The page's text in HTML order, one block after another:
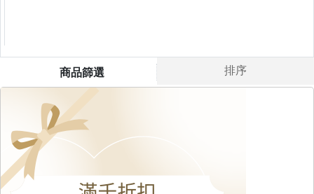
商品篩選 排序